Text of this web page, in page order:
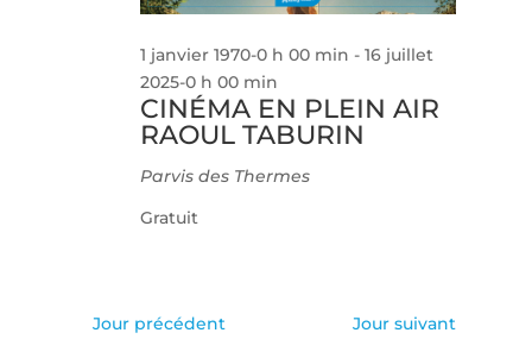
CINÉMA EN PLEIN AIR
RAOUL TABURIN
1 janvier 1970-0 h 00 min -16 juillet
2025-0 h 00 min
Parvis des Thermes
Gratuit
Jour précédent Jour suivant